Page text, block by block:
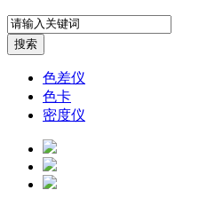
色差仪
色卡
密度仪